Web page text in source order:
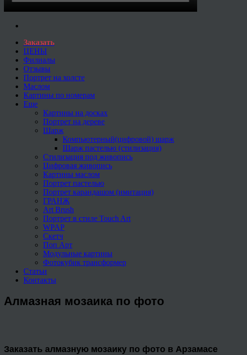
Заказать
ЦЕНЫ
Филиалы
Отзывы
Портрет на холсте
Маслом
Картины по номерам
Еще
Картины на досках
Портрет на дереве
Шарж
Компьютерный(цифровой) шарж
Шарж пастелью (стилизация)
Стилизация под живопись
Цифровая живопись
Картины маслом
Портрет пастелью
Портрет карандашом (имитация)
ГРАНЖ
Art Brush
Портрет в стиле Touch Art
WPAP
Скетч
Поп Арт
Модульные картины
Фотокубик трансформер
Статьи
Контакты
Алмазная мозаика по фото
Заказать алмазную мозаику по фото в Арзамасе